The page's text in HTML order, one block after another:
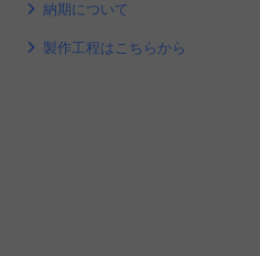
納期について
製作工程はこちらから